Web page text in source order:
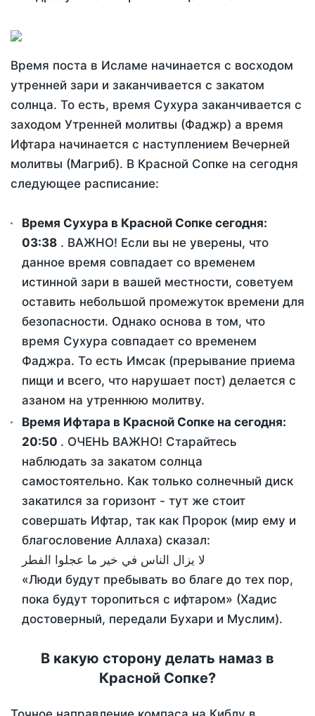
Время поста в Исламе начинается с восходом
утренней зари и заканчивается с закатом
солнца. То есть, время Сухура заканчивается с
заходом Утренней молитвы (Фаджр) а время
Ифтара начинается с наступлением Вечерней
молитвы (Магриб). В Красной Сопке на сегодня
следующее расписание:
Время Сухура в Красной Сопке сегодня:
03:38 . ВАЖНО! Если вы не уверены, что
данное время совпадает со временем
истинной зари в вашей местности, советуем
оставить небольшой промежуток времени для
безопасности. Однако основа в том, что
время Сухура совпадает со временем
Фаджра. То есть Имсак (прерывание приема
пищи и всего, что нарушает пост) делается с
азаном на утреннюю молитву.
Время Ифтара в Красной Сопке на сегодня:
20:50 . ОЧЕНЬ ВАЖНО! Старайтесь
наблюдать за закатом солнца
самостоятельно. Как только солнечный диск
закатился за горизонт - тут же стоит
совершать Ифтар, так как Пророк (мир ему и
благословение Аллаха) сказал:
لا يزال الناس في خير ما عجلوا الفطر
«Люди будут пребывать во благе до тех пор,
пока будут торопиться с ифтаром» (Хадис
достоверный, передали Бухари и Муслим).
В какую сторону делать намаз в
Красной Сопке?